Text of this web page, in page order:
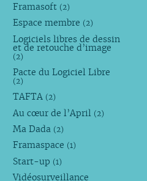
Framasoft (2)
Espace membre (2)
Logiciels libres de dessin
et de retouche d’image
(2)
Pacte du Logiciel Libre
(2)
TAFTA (2)
Au cœur de l’April (2)
Ma Dada (2)
Framaspace (1)
Start-up (1)
Vidéosurveillance